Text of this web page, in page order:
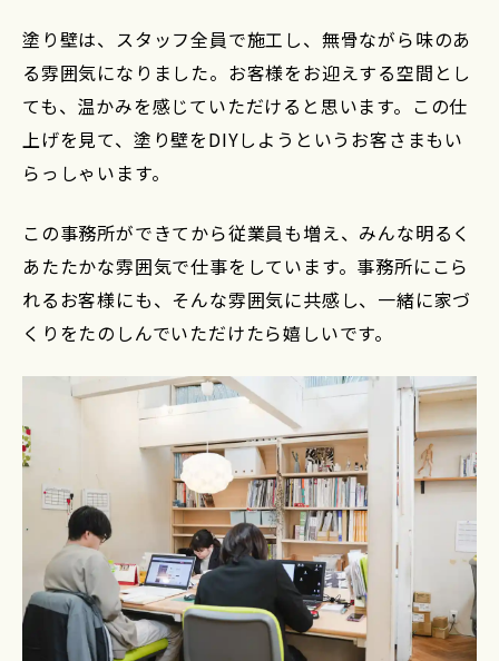
塗り壁は、スタッフ全員で施工し、無骨ながら味のあ
る雰囲気になりました。お客様をお迎えする空間とし
ても、温かみを感じていただけると思います。この仕
上げを見て、塗り壁をDIYしようというお客さまもい
らっしゃいます。
この事務所ができてから従業員も増え、みんな明るく
あたたかな雰囲気で仕事をしています。事務所にこら
れるお客様にも、そんな雰囲気に共感し、一緒に家づ
くりをたのしんでいただけたら嬉しいです。